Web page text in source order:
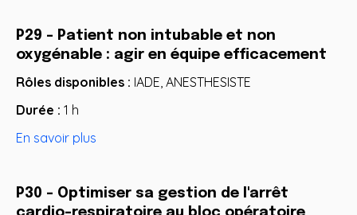
P29 - Patient non intubable et non
oxygénable : agir en équipe efficacement
Rôles disponibles : IADE, ANESTHESISTE
Durée : 1 h
En savoir plus
P30 - Optimiser sa gestion de l'arrêt